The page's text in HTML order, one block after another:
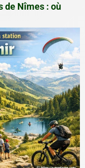
de Nîmes : où